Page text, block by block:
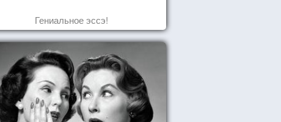
Гениальное эссэ!